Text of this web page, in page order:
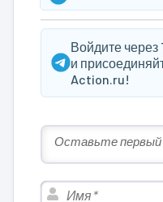
Войдите через
и
Action.ru!